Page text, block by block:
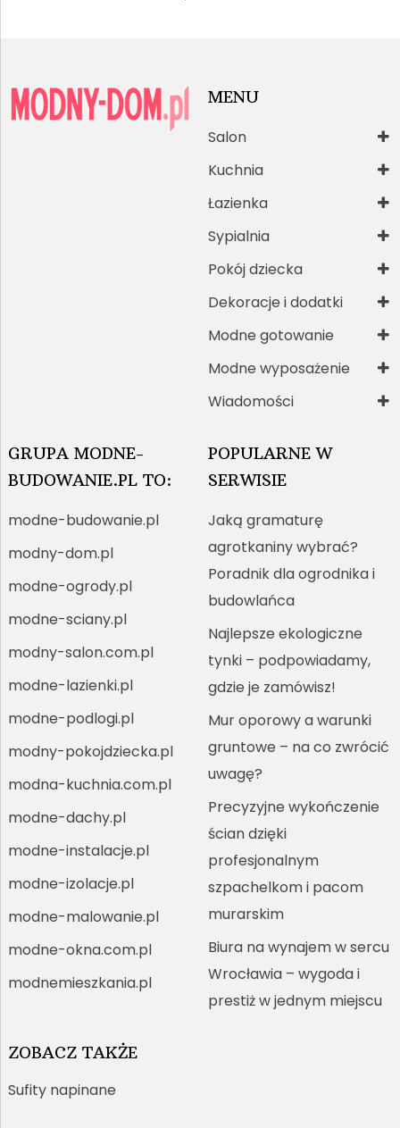
MENU
Salon
Kuchnia
Łazienka
Sypialnia
Pokój dziecka
Dekoracje i dodatki
Modne gotowanie
Modne wyposażenie
Wiadomości
GRUPA MODNE-
BUDOWANIE.PL TO:
modne-budowanie.pl
modny-dom.pl
modne-ogrody.pl
modne-sciany.pl
modny-salon.com.pl
modne-lazienki.pl
modne-podlogi.pl
modny-pokojdziecka.pl
modna-kuchnia.com.pl
modne-dachy.pl
modne-instalacje.pl
modne-izolacje.pl
modne-malowanie.pl
modne-okna.com.pl
modnemieszkania.pl
POPULARNE W
SERWISIE
Jaką gramaturę
agrotkaniny wybrać?
Poradnik dla ogrodnika i
budowlańca
Najlepsze ekologiczne
tynki – podpowiadamy,
gdzie je zamówisz!
Mur oporowy a warunki
gruntowe – na co zwrócić
uwagę?
Precyzyjne wykończenie
ścian dzięki
profesjonalnym
szpachelkom i pacom
murarskim
Biura na wynajem w sercu
Wrocławia – wygoda i
prestiż w jednym miejscu
ZOBACZ TAKŻE
Sufity napinane